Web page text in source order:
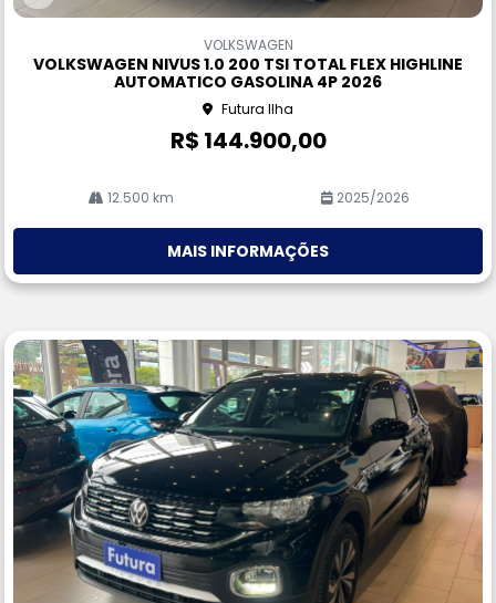
Co
rtil
VOLKSWAGEN
VOLKSWAGEN NIVUS 1.0 200 TSI TOTAL FLEX HIGHLINE
AUTOMATICO GASOLINA 4P 2026
Futura Ilha
R$ 144.900,00
12.500 km 2025/2026
MAIS INFORMAÇÕES